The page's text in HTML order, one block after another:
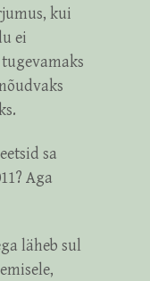
kui
ei
sa
Aga
läheb sul